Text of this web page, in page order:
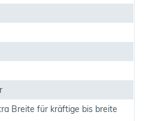
Breite für kräftige bis breite